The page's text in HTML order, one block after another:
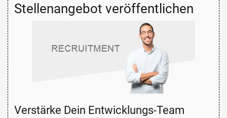
Stellenangebot veröffentlichen
Verstärke Dein Entwicklungs-Team